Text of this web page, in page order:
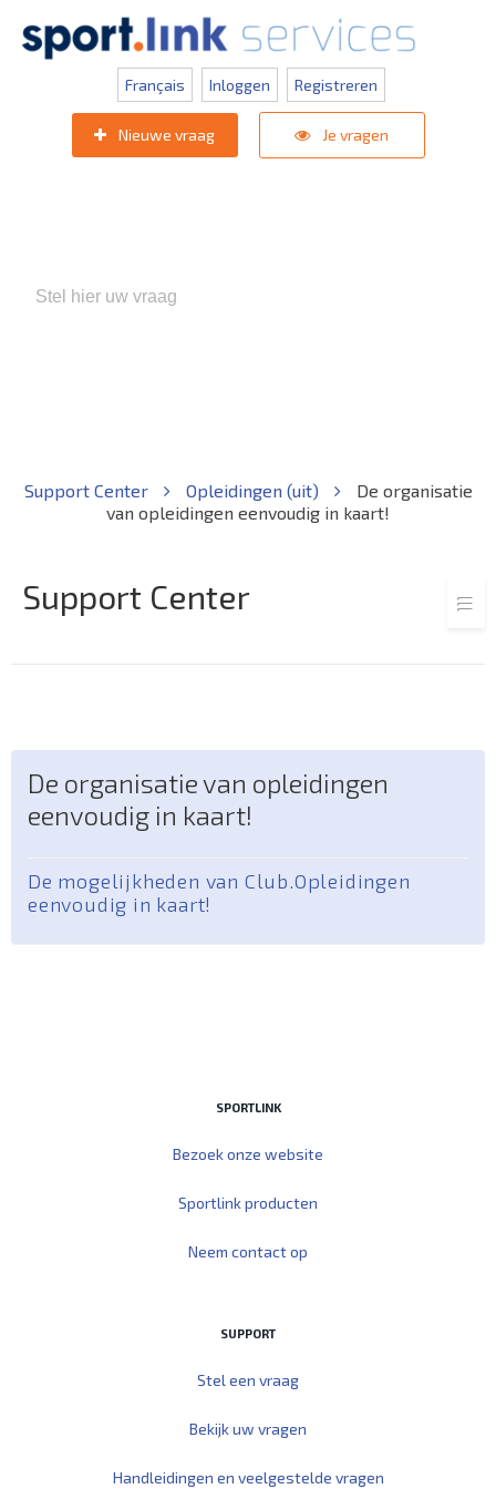
Français Inloggen Registreren
Nieuwe vraag Je vragen
Support Center Opleidingen (uit)
De organisatie
van opleidingen eenvoudig in kaart!
Support Center
De organisatie van opleidingen
eenvoudig in kaart!
De mogelijkheden van Club.Opleidingen
eenvoudig in kaart!
SPORTLINK
Bezoek onze website
Sportlink producten
Neem contact op
SUPPORT
Stel een vraag
Bekijk uw vragen
Handleidingen en veelgestelde vragen